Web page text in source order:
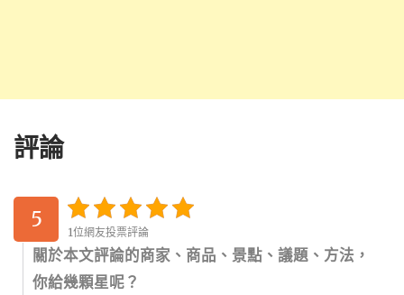
評論
5
1位網友投票評論
關於本文評論的商家、商品、景點、議題、方法，
你給幾顆星呢？